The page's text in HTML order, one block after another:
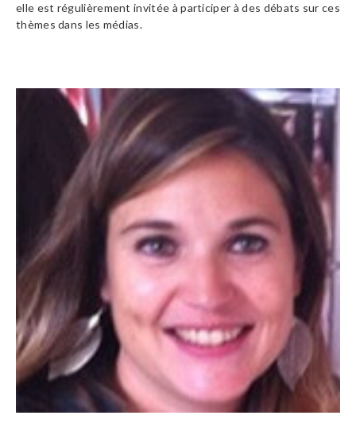
elle est régulièrement invitée à participer à des débats sur ces
thèmes dans les médias.